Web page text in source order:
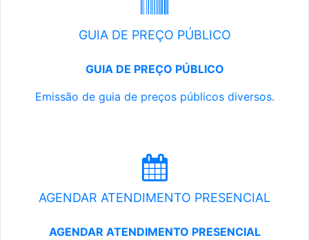
GUIA DE PREÇO PÚBLICO
GUIA DE PREÇO PÚBLICO
Emissão de guia de preços públicos diversos.
AGENDAR ATENDIMENTO PRESENCIAL
AGENDAR ATENDIMENTO PRESENCIAL